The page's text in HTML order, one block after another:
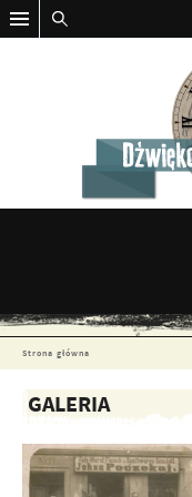
Strona główna
GALERIA